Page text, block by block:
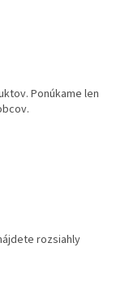
Ponúkame len
rozsiahly